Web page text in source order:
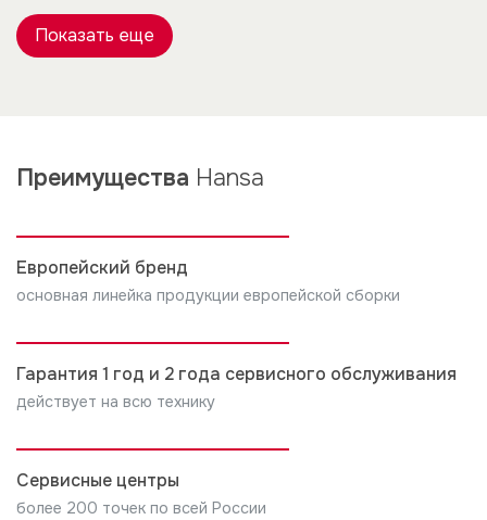
Показать еще
Преимущества Hansa
Европейский бренд
основная линейка продукции европейской сборки
Гарантия 1 год и 2 года сервисного обслуживания
действует на всю технику
Сервисные центры
более 200 точек по всей России